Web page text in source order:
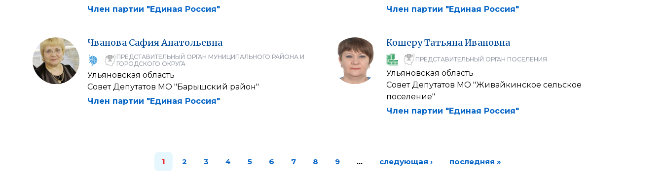
Член партии "Единая Россия"
Член партии "Единая Россия"
Чванова СафияАнатольевна
ПРЕДСТАВИТЕЛЬНЫЙ ОРГАН МУНИЦИПАЛЬНОГО РАЙОНА И
ГОРОДСКОГО ОКРУГА
Ульяновская область
Совет Депутатов МО "Барышский район"
Член партии "Единая Россия"
КошеруТатьянаИвановна
ПРЕДСТАВИТЕЛЬНЫЙ ОРГАН ПОСЕЛЕНИЯ
Ульяновская область
Совет Депутатов МО "Живайкинское сельское
поселение"
Член партии "Единая Россия"
1 2 3 4 5 6 7 8 9 … следующая › последняя »